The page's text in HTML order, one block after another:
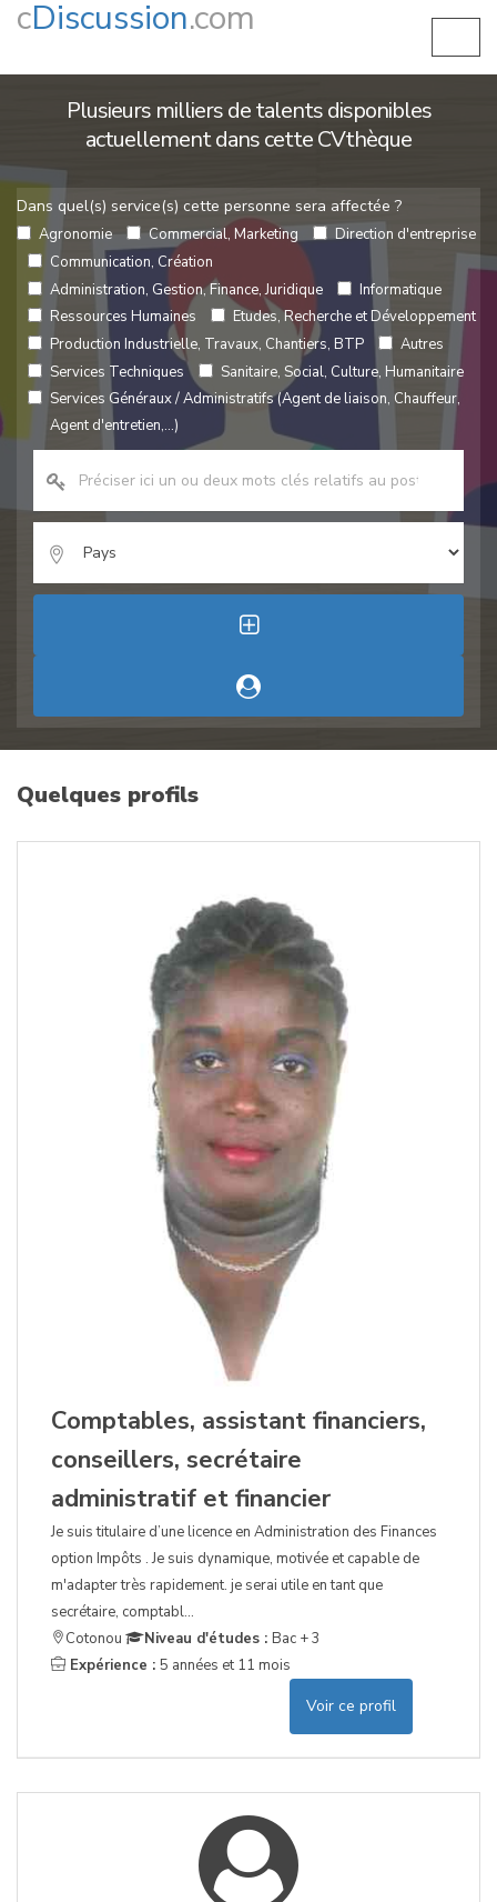
cDiscussion.com
Plusieurs milliers de talents disponibles
actuellement dans cette CVthèque
Dans quel(s) service(s) cette personne sera affectée ?
Agronomie Commercial, Marketing
Direction d'entreprise
Communication, Création
Administration, Gestion, Finance, Juridique
Informatique
Ressources Humaines
Etudes, Recherche et Développement
Production Industrielle, Travaux, Chantiers, BTP
Autres
Services Techniques
Sanitaire, Social, Culture, Humanitaire
Services Généraux / Administratifs (Agent de liaison, Chauffeur,
Agent d'entretien,...)
Quelques profils
Comptables, assistant financiers,
conseillers, secrétaire
administratif et financier
Je suis titulaire d’une licence en Administration des Finances
option Impôts . Je suis dynamique, motivée et capable de
m'adapter très rapidement. je serai utile en tant que
secrétaire, comptabl...
Cotonou
Niveau d'études : Bac + 3
Expérience : 5 années et 11 mois
Voir ce profil